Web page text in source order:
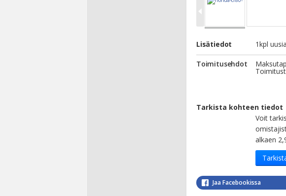
Lisätiedot 1kpl
Toimitusehdot
Tarkista kohteen tiedot
Voit
alkaen
Jaa Facebookissa